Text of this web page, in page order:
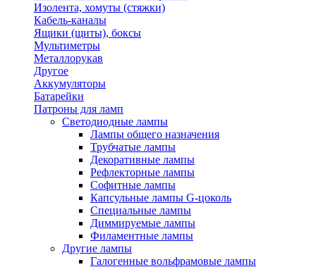
Изолента, хомуты (стяжки)
Кабель-каналы
Ящики (щиты), боксы
Мультиметры
Металлорукав
Другое
Аккумуляторы
Батарейки
Патроны для ламп
Светодиодные лампы
Лампы общего назначения
Трубчатые лампы
Декоративные лампы
Рефлекторные лампы
Софитные лампы
Капсульные лампы G-цоколь
Специальные лампы
Диммируемые лампы
Филаментные лампы
Другие лампы
Галогенные вольфрамовые лампы